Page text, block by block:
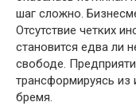
шаг сложно.
Отсутствие четких
становится едва ли
свободе.
трансформируясь из
бремя.